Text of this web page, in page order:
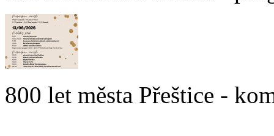
800 let města Přeštice -